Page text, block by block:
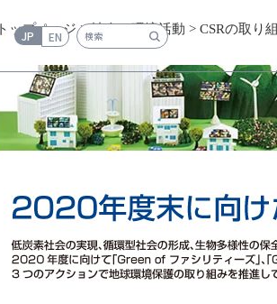
JP EN 検索キーワード入力
トップページ>社会・環境活動 > CSRの取り